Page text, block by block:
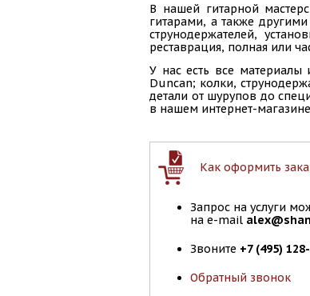
В нашей гитарной
гитарами, а также
струнодержателей,
реставрация, полная или
У нас есть все материалы
Duncan; колки,
детали от шурупов до
в нашем интернет-
Как оформить
Запрос на услуги
на e-mail
Звоните +7 (495)
Обратный звонок